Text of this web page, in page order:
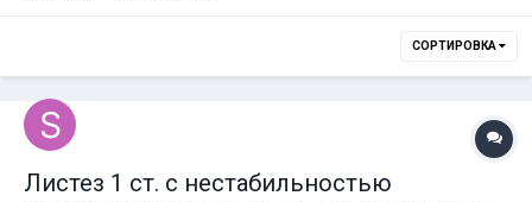
СОРТИРОВКА
Листез 1 ст. с нестабильностью